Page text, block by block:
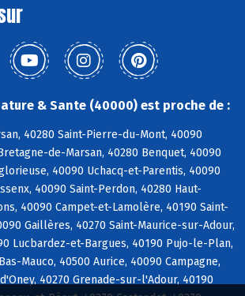
& Sante (40000) est proche de :
40280 Saint-Pierre-du-Mont, 40090
de-Marsan, 40280 Benquet, 40090
40090 Uchacq-et-Parentis, 40090
40090 Saint-Perdon, 40280 Haut-
40090 Campet-et-Lamolère, 40190 Saint-
Gaillères, 40270 Saint-Maurice-sur-Adour,
Lucbardez-et-Bargues, 40190 Pujo-le-Plan,
Mauco, 40500 Aurice, 40090 Campagne,
40270 Grenade-sur-l'Adour, 40190